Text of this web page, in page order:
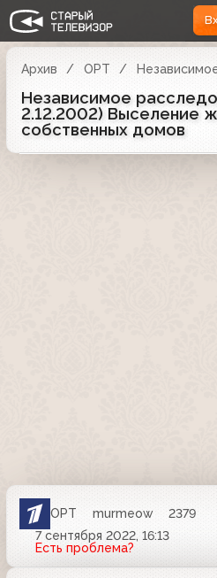
Архив ОРТ
Независимое
2.12.2002) Выселение
собственных домов
ОРТ murmeow
2379
7 сентября 2022, 16:13
Есть проблема?